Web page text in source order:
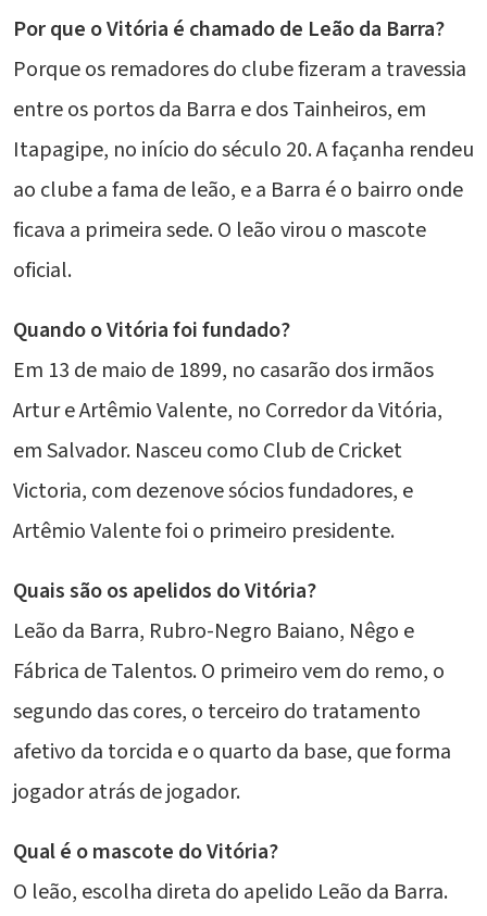
Por que o Vitória é chamado de Leão da Barra?
Porque os remadores do clube fizeram a travessia
entre os portos da Barra e dos Tainheiros, em
Itapagipe, no início do século 20. A façanha rendeu
ao clube a fama de leão, e a Barra é o bairro onde
ficava a primeira sede. O leão virou o mascote
oficial.
Quando o Vitória foi fundado?
Em 13 de maio de 1899, no casarão dos irmãos
Artur e Artêmio Valente, no Corredor da Vitória,
em Salvador. Nasceu como Club de Cricket
Victoria, com dezenove sócios fundadores, e
Artêmio Valente foi o primeiro presidente.
Quais são os apelidos do Vitória?
Leão da Barra, Rubro-Negro Baiano, Nêgo e
Fábrica de Talentos. O primeiro vem do remo, o
segundo das cores, o terceiro do tratamento
afetivo da torcida e o quarto da base, que forma
jogador atrás de jogador.
Qual é o mascote do Vitória?
O leão, escolha direta do apelido Leão da Barra.